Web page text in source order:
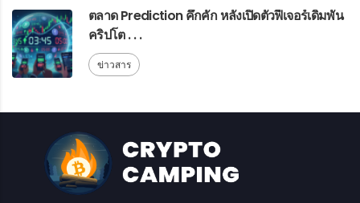
ตลาด Prediction คึกคัก หลังเปิดตัวฟีเจอร์เดิมพัน
คริปโต . . .
ข่าวสาร